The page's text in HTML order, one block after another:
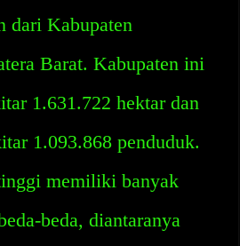
dari Kabupaten
Barat. Kabupaten ini
1.631.722 hektar dan
1.093.868 penduduk.
memiliki banyak
beda, diantaranya